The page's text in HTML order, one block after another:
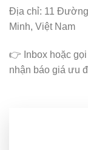
Địa chỉ: 11
Minh, Việt Nam
👉 Inbox hoặc
nhận báo giá ưu